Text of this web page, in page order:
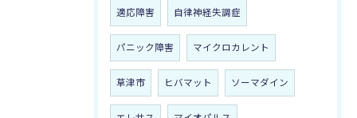
適応障害 自律神経失調症
パニック障害 マイクロカレント
草津市 ヒバマット ソーマダイン